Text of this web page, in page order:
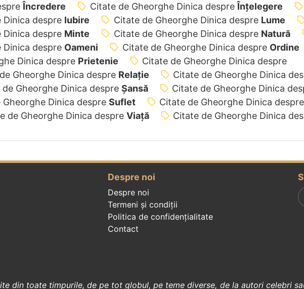
Încredere Citate de Gheorghe Dinica despre Înțelegere
Dinica despre Iubire Citate de Gheorghe Dinica despre Lume
Dinica despre Minte Citate de Gheorghe Dinica despre Natură
Dinica despre Oameni Citate de Gheorghe Dinica despre Ordine
Dinica despre Prietenie
Citate de Gheorghe Dinica despre
Gheorghe Dinica despre Relație
Citate de Gheorghe Dinica
Gheorghe Dinica despre Șansă
Citate de Gheorghe Dinica
Gheorghe Dinica despre Suflet
Citate de Gheorghe Dinica despre
de Gheorghe Dinica despre Viață
Citate de Gheorghe Dinica
Despre noi
Despre noi
Termeni și condiții
Politica de confidenţialitate
Contact
din toate timpurile, de pe tot globul, pe teme diverse, de la autori celebri